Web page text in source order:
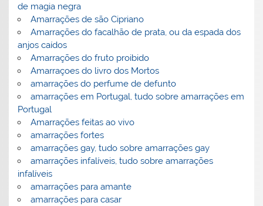
de magia negra
Amarrações de são Cipriano
Amarrações do facalhão de prata, ou da espada dos
anjos caídos
Amarrações do fruto proibido
Amarraçoes do livro dos Mortos
amarrações do perfume de defunto
amarrações em Portugal, tudo sobre amarrações em
Portugal
Amarrações feitas ao vivo
amarrações fortes
amarrações gay, tudo sobre amarrações gay
amarrações infalíveis, tudo sobre amarrações
infalíveis
amarrações para amante
amarrações para casar